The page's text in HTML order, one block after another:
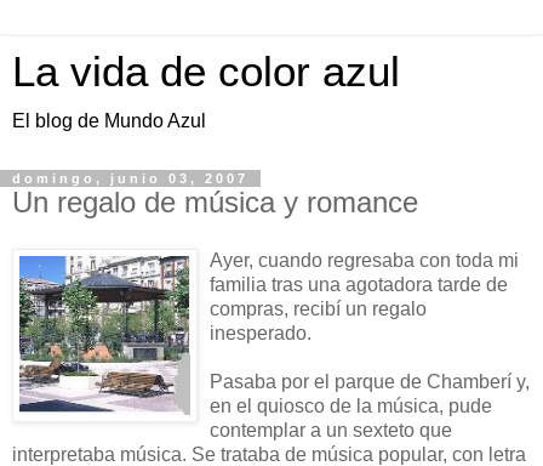
La vida de color azul
El blog de Mundo Azul
domingo, junio 03, 2007
Un regalo de música y romance
Ayer, cuando regresaba con toda mi
familia tras una agotadora tarde de
compras, recibí un regalo
inesperado.
Pasaba por el parque de Chamberí y,
en el quiosco de la música, pude
contemplar a un sexteto que
interpretaba música. Se trataba de música popular, con letra